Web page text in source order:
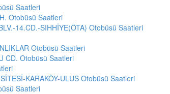
Saatleri
Otobüsü Saatleri
14.CD.-SIHHİYE(ÖTA) Otobüsü Saatleri
Otobüsü Saatleri
CD. Otobüsü Saatleri
KARAKÖY-ULUS Otobüsü Saatleri
Saatleri